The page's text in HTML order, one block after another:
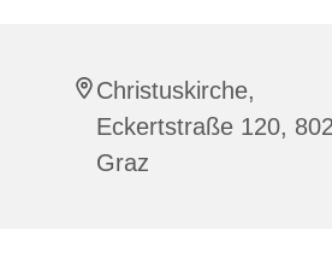
Christuskirche,
Eckertstraße 120,
Graz